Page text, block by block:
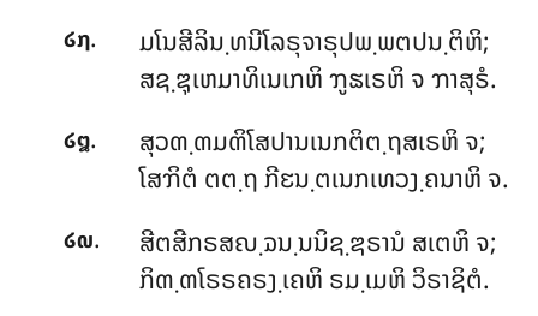
໒໗.
ມໂນສີລິນ຺ທນີໂລຣຸຈາຣຸປພ຺ພຕປນ຺ຕິຫິ;
ສຊ຺ຌຸເຫມາທິເນເກຫິ ຠູຘເຣຫິ ຈ ຠາສຸຣໍ.
໒໘.
ສຸວຓ຺ຓມຓິໂສປານເນກຕິຕ຺ຖສເຣຫິ ຈ;
ໂສຠິຕໍ ຕຕ຺ຖ ກີຬນ຺ຕເນກເທວງ຺ຄນາຫິ ຈ.
໒໙.
ສີຕສີກຣສຎ຺ຉນ຺ນນິຊ຺ຌຣານໍ ສເຕຫິ ຈ;
ກິຓ຺ຓໂຣຣຄຣງ຺ເຄຫິ ຣມ຺ເມຫິ ວິຣາຊິຕໍ.